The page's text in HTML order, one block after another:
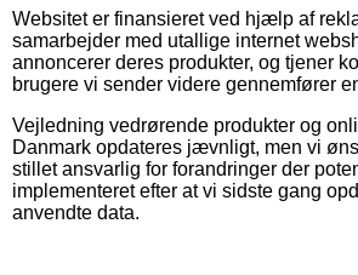
Websitet er finansieret ved hjælp af
samarbejder med utallige internet
annoncerer deres produkter, og tjener
brugere vi sender videre gennemfører
Vejledning vedrørende produkter og
Danmark opdateres jævnligt, men vi
stillet ansvarlig for forandringer der
implementeret efter at vi sidste gang
anvendte data.